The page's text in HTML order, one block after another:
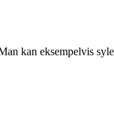
kan eksempelvis